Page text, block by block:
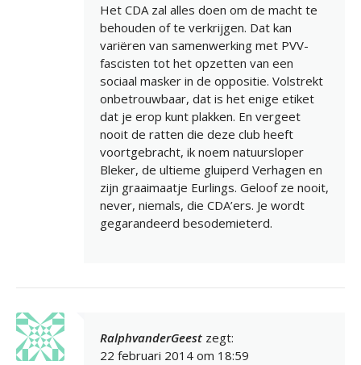
Het CDA zal alles doen om de macht te
behouden of te verkrijgen. Dat kan
variëren van samenwerking met PVV-
fascisten tot het opzetten van een
sociaal masker in de oppositie. Volstrekt
onbetrouwbaar, dat is het enige etiket
dat je erop kunt plakken. En vergeet
nooit de ratten die deze club heeft
voortgebracht, ik noem natuursloper
Bleker, de ultieme gluiperd Verhagen en
zijn graaimaatje Eurlings. Geloof ze nooit,
never, niemals, die CDA’ers. Je wordt
gegarandeerd besodemieterd.
RalphvanderGeest zegt:
22 februari 2014 om 18:59